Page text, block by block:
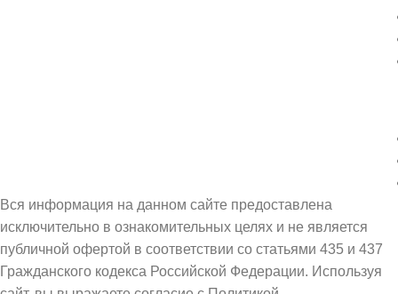
Вся информация на данном сайте предоставлена
исключительно в ознакомительных целях и не является
публичной офертой в соответствии со статьями 435 и 437
Гражданского кодекса Российской Федерации. Используя